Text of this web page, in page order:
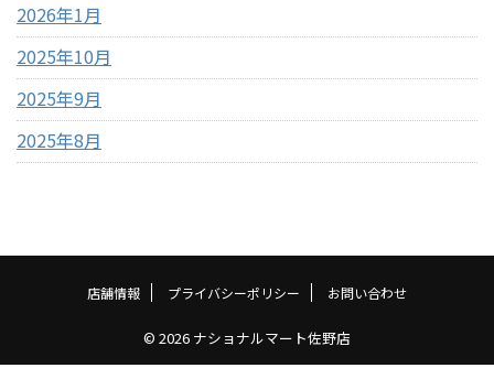
2026年1月
2025年10月
2025年9月
2025年8月
店舗情報 プライバシーポリシー お問い合わせ
© 2026 ナショナルマート佐野店